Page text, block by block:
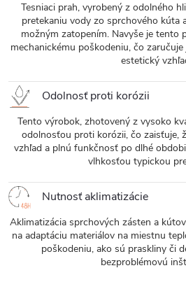
Tesniaci prah, vyrobený z odolného
pretekaniu vody zo sprchového kúta
možným zatopením. Navyše je tento
mechanickému poškodeniu, čo
estetický
Odolnosť proti korózii
Tento výrobok, zhotovený z vysoko
odolnosťou proti korózii, čo zaisťuje,
vzhľad a plnú funkčnosť po dlhé
vlhkosťou typickou
Nutnosť aklimatizácie
Aklimatizácia sprchových zásten a
na adaptáciu materiálov na miestnu
poškodeniu, ako sú praskliny či
bezproblémovú